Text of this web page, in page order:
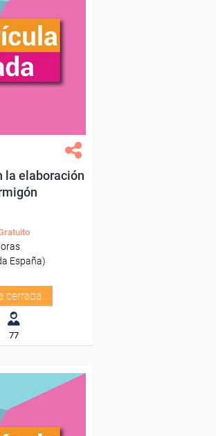
la elaboración
España)
cerrada
77